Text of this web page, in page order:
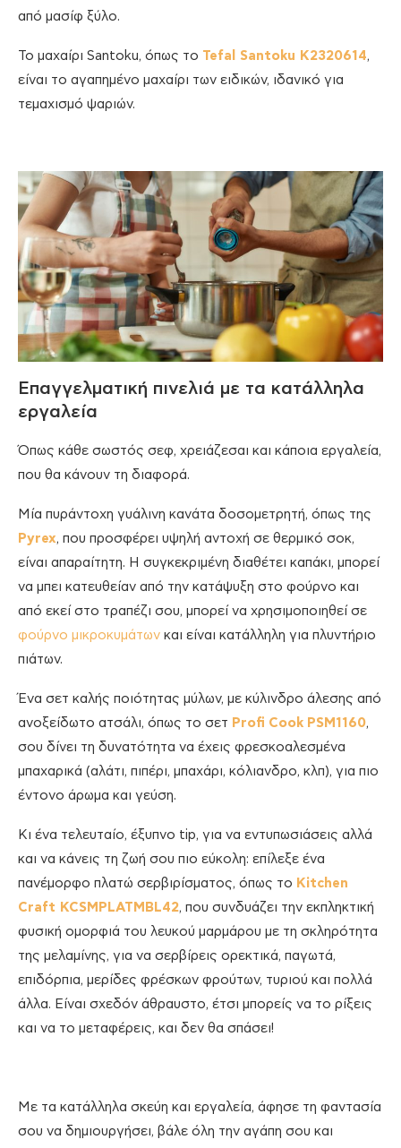
από μασίφ ξύλο.
Το μαχαίρι Santoku, όπως το Tefal Santoku K2320614,
είναι το αγαπημένο μαχαίρι των ειδικών, ιδανικό για
τεμαχισμό ψαριών.
Επαγγελματική πινελιά με τα κατάλληλα
εργαλεία
Όπως κάθε σωστός σεφ, χρειάζεσαι και κάποια εργαλεία,
που θα κάνουν τη διαφορά.
Μία πυράντοχη γυάλινη κανάτα δοσομετρητή, όπως της
Pyrex, που προσφέρει υψηλή αντοχή σε θερμικό σοκ,
είναι απαραίτητη. Η συγκεκριμένη διαθέτει καπάκι, μπορεί
να μπει κατευθείαν από την κατάψυξη στο φούρνο και
από εκεί στο τραπέζι σου, μπορεί να χρησιμοποιηθεί σε
φούρνο μικροκυμάτων και είναι κατάλληλη για πλυντήριο
πιάτων.
Ένα σετ καλής ποιότητας μύλων, με κύλινδρο άλεσης από
ανοξείδωτο ατσάλι, όπως το σετ Profi Cook PSM 1160,
σου δίνει τη δυνατότητα να έχεις φρεσκοαλεσμένα
μπαχαρικά (αλάτι, πιπέρι, μπαχάρι, κόλιανδρο, κλπ), για πιο
έντονο άρωμα και γεύση.
Κι ένα τελευταίο, έξυπνο tip, για να εντυπωσιάσεις αλλά
και να κάνεις τη ζωή σου πιο εύκολη: επίλεξε ένα
πανέμορφο πλατώ σερβιρίσματος, όπως το Kitchen
Craft KCSMPLATMBL42, που συνδυάζει την εκπληκτική
φυσική ομορφιά του λευκού μαρμάρου με τη σκληρότητα
της μελαμίνης, για να σερβίρεις ορεκτικά, παγωτά,
επιδόρπια, μερίδες φρέσκων φρούτων, τυριού και πολλά
άλλα. Είναι σχεδόν άθραυστο, έτσι μπορείς να το ρίξεις
και να το μεταφέρεις, και δεν θα σπάσει!
Με τα κατάλληλα σκεύη και εργαλεία, άφησε τη φαντασία
σου να δημιουργήσει, βάλε όλη την αγάπη σου και